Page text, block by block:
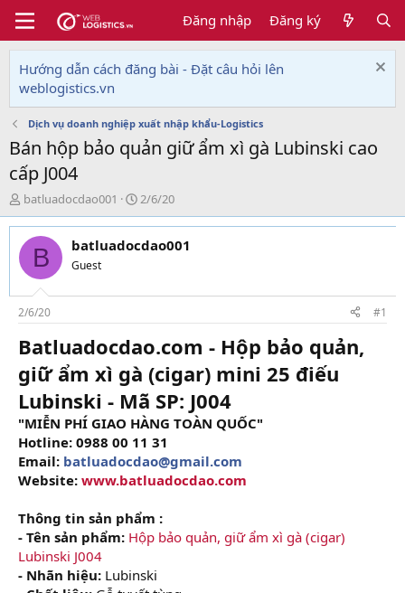
Đăng nhập Đăng ký
Hướng dẫn cách đăng bài - Đặt câu hỏi lên
weblogistics.vn
Dịch vụ doanh nghiệp xuất nhập khẩu-Logistics
Bán hộp bảo quản giữ ẩm xì gà Lubinski cao
cấp J004
T
h
r
e
d
s
t
a
r
e
r
batluadocdao001
N
g
à
y
i
2/6/20
B batluadocdao001
Guest
2/6/20 #1
Batluadocdao.com - Hộp bảo quản,
giữ ẩm xì gà (cigar) mini 25 điếu
Lubinski - Mã SP: J004
"MIỄN PHÍ GIAO HÀNG TOÀN QUỐC"
Hotline: 0988 00 11 31
Email: batluadocdao@gmail.com
Website: www.batluadocdao.com
Thông tin sản phẩm :
- Tên sản phẩm: Hộp bảo quản, giữ ẩm xì gà (cigar)
Lubinski J004
- Nhãn hiệu: Lubinski